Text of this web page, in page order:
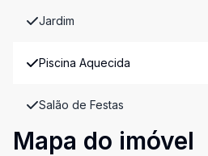
Jardim
Piscina Aquecida
Salão de Festas
Mapa do imóvel